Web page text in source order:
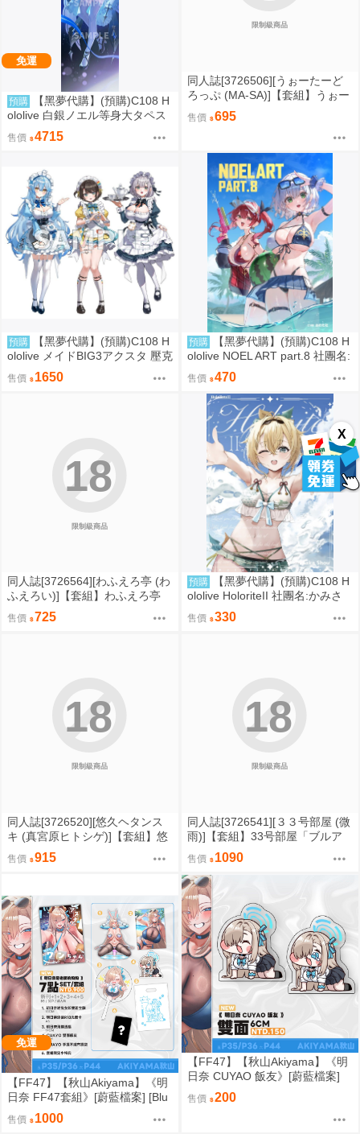
X
免運
預購
【黑夢代購】(預購)C108 H
ololive 白銀ノエル等身大タペス
トリー 等身大掛軸 生誕祭2025
衣装 社團名:おわた社 繪師:わた
售價 4715
限制級商品
同人誌[3726506][うぉーたーど
ろっぷ (MA-SA)]【套組】うぉー
たーどろっぷ「ブルアカ本」セ
ット (蔚藍檔案)
售價 695
預購
【黑夢代購】(預購)C108 H
ololive メイドBIG3アクスタ 壓克
力立牌 社團名:おわた社 繪師: わ
たお
售價 1650
預購
【黑夢代購】(預購)C108 H
ololive NOEL ART part.8 社團名:
おわた社 繪師: わたお
售價 470
限制級商品
18
同人誌[3726564][わふえろ亭 (わ
ふえろい)]【套組】わふえろ亭
「ブルアカ本」セット (蔚藍檔
案)
售價 725
預購
【黑夢代購】(預購)C108 H
ololive HoloriteII 社團名:かみさ
か醤油 繪師:上坂 翔
售價 330
限制級商品
18
同人誌[3726520][悠久ヘタンス
キ (真宮原ヒトシゲ)]【套組】悠
久ヘタンスキ「ブルアカ本」セ
ット (蔚藍檔案)
售價 915
限制級商品
18
同人誌[3726541][３３号部屋 (微
雨)]【套組】33号部屋「ブルア
カ本」セット (蔚藍檔案)
售價 1090
免運
【FF47】【秋山Akiyama】《明
日奈 FF47套組》[蔚藍檔案] [Blu
e Archive] [一之瀬アスナ] [一之
瀬明日奈]
售價 1000
【FF47】【秋山Akiyama】《明
日奈 CUYAO 飯友》[蔚藍檔案]
[Blue Archive] [一之瀬アスナ] [一
之瀬明日奈]
售價 200